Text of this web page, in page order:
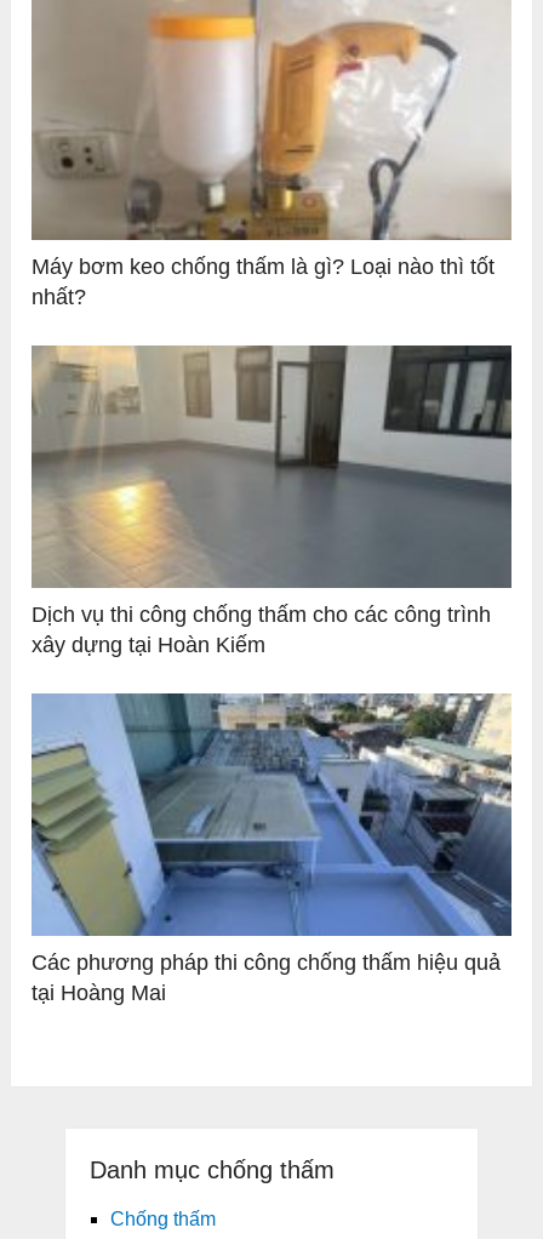
Máy bơm keo chống thấm là gì? Loại nào thì tốt
nhất?
Dịch vụ thi công chống thấm cho các công trình
xây dựng tại Hoàn Kiếm
Các phương pháp thi công chống thấm hiệu quả
tại Hoàng Mai
Danh mục chống thấm
Chống thấm